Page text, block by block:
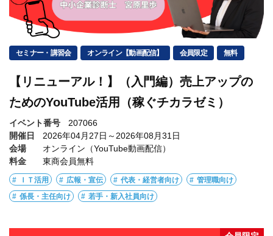
セミナー・講習会 オンライン【動画配信】 会員限定 無料
【リニューアル！】（入門編）売上アップの
ためのYouTube活用（稼ぐチカラゼミ）
イベント番号
207066
開催日
2026年04月27日～2026年08月31日
会場
オンライン（YouTube動画配信）
料金
東商会員無料
ＩＴ活用 広報・宣伝 代表・経営者向け 管理職向け
係長・主任向け 若手・新入社員向け